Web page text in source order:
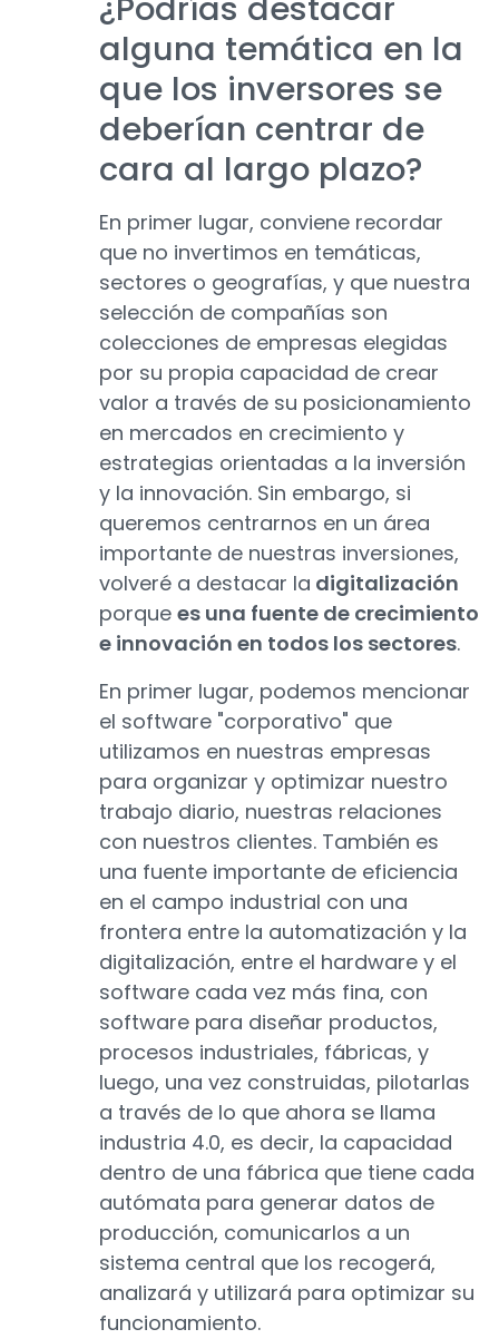
¿Podrías destacar
alguna temática en la
que los inversores se
deberían centrar de
cara al largo plazo?
En primer lugar, conviene recordar
que no invertimos en temáticas,
sectores o geografías, y que nuestra
selección de compañías son
colecciones de empresas elegidas
por su propia capacidad de crear
valor a través de su posicionamiento
en mercados en crecimiento y
estrategias orientadas a la inversión
y la innovación. Sin embargo, si
queremos centrarnos en un área
importante de nuestras inversiones,
volveré a destacar la digitalización
porque es una fuente de crecimiento
e innovación en todos los sectores.
En primer lugar, podemos mencionar
el software "corporativo" que
utilizamos en nuestras empresas
para organizar y optimizar nuestro
trabajo diario, nuestras relaciones
con nuestros clientes. También es
una fuente importante de eficiencia
en el campo industrial con una
frontera entre la automatización y la
digitalización, entre el hardware y el
software cada vez más fina, con
software para diseñar productos,
procesos industriales, fábricas, y
luego, una vez construidas, pilotarlas
a través de lo que ahora se llama
industria 4.0, es decir, la capacidad
dentro de una fábrica que tiene cada
autómata para generar datos de
producción, comunicarlos a un
sistema central que los recogerá,
analizará y utilizará para optimizar su
funcionamiento.